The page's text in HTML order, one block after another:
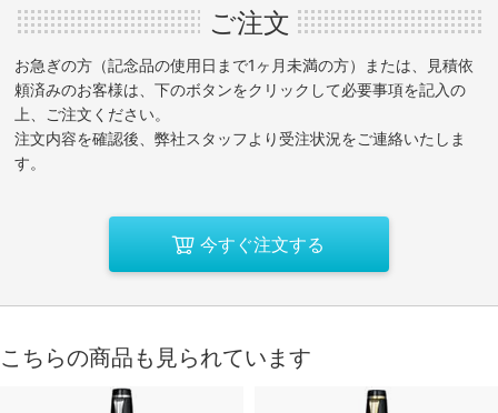
ご注文
お急ぎの方（記念品の使用日まで1ヶ月未満の方）または、見積依
頼済みのお客様は、下のボタンをクリックして必要事項を記入の
上、ご注文ください。
注文内容を確認後、弊社スタッフより受注状況をご連絡いたしま
す。
今すぐ注文する
こちらの商品も見られています